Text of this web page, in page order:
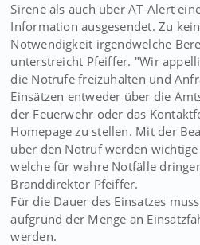
Sirene als auch über AT-Alert
Information ausgesendet. Zu
Notwendigkeit irgendwelche
unterstreicht Pfeiffer. "Wir
die Notrufe freizuhalten und
Einsätzen entweder über die
der Feuerwehr oder das
Homepage zu stellen. Mit der
über den Notruf werden
welche für wahre Notfälle
Branddirektor Pfeiffer.
Für die Dauer des Einsatzes
aufgrund der Menge an
werden.